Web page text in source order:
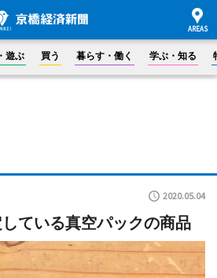
遊ぶ 買う 暮らす・働く 学ぶ・知る
2020.05.04
ている真空パックの商品